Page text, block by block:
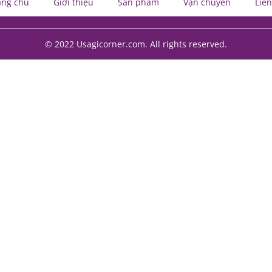
chủ Giới thiệu Sản phẩm Vận chuyển
© 2022 Usagicorner.com. All rights reserved.